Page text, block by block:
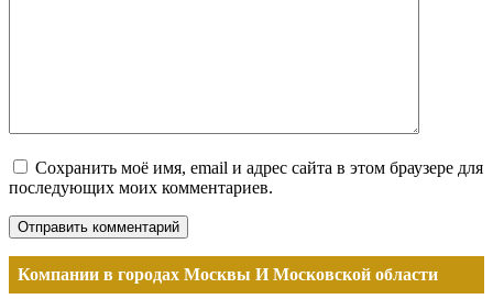
Сохранить моё имя, email и адрес сайта в этом браузере для
последующих моих комментариев.
Компании в городах Москвы И Московской области